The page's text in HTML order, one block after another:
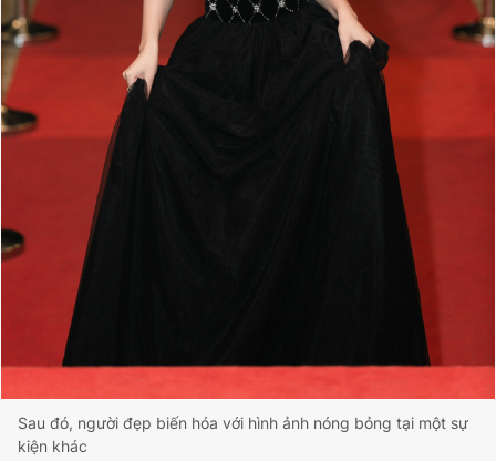
Sau đó, người đẹp biến hóa với hình ảnh nóng bỏng tại một sự
kiện khác